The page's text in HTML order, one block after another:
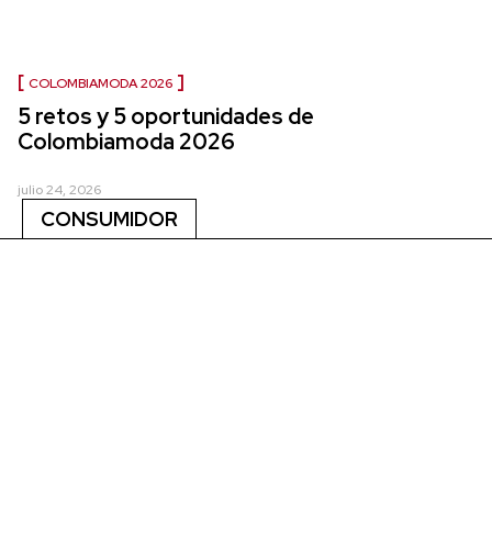
COLOMBIAMODA 2026
5 retos y 5 oportunidades de
Colombiamoda 2026
julio 24, 2026
CONSUMIDOR